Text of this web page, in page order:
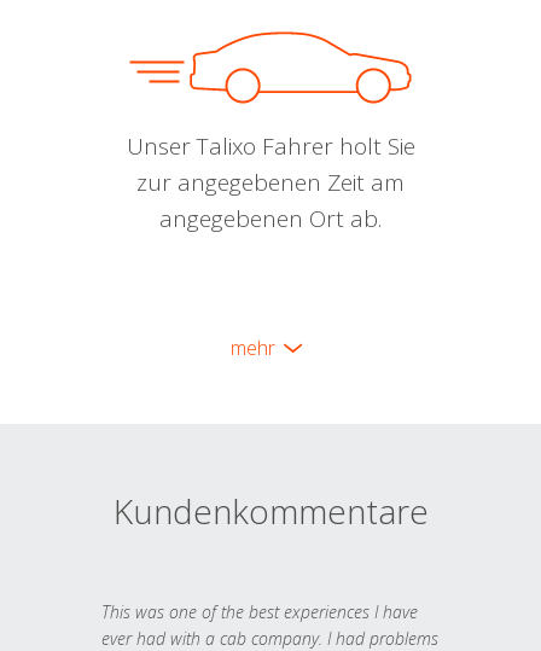
Unser Talixo Fahrer holt Sie
zur angegebenen Zeit am
angegebenen Ort ab.
mehr
Kundenkommentare
This was one of the best experiences I have
ever had with a cab company. I had problems